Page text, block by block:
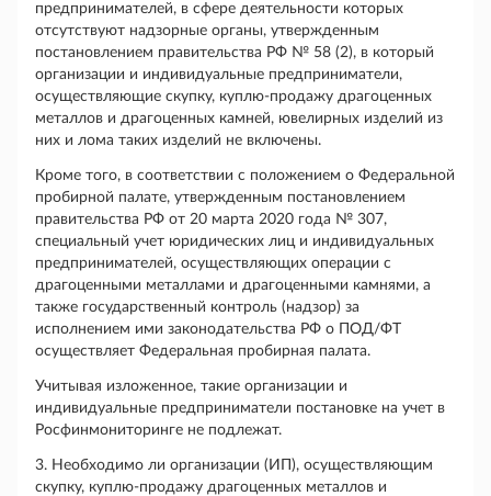
предпринимателей, в сфере деятельности которых
отсутствуют надзорные органы, утвержденным
постановлением правительства РФ № 58 (2), в который
организации и индивидуальные предприниматели,
осуществляющие скупку, куплю-продажу драгоценных
металлов и драгоценных камней, ювелирных изделий из
них и лома таких изделий не включены.
Кроме того, в соответствии с положением о Федеральной
пробирной палате, утвержденным постановлением
правительства РФ от 20 марта 2020 года № 307,
специальный учет юридических лиц и индивидуальных
предпринимателей, осуществляющих операции с
драгоценными металлами и драгоценными камнями, а
также государственный контроль (надзор) за
исполнением ими законодательства РФ о ПОД/ФТ
осуществляет Федеральная пробирная палата.
Учитывая изложенное, такие организации и
индивидуальные предприниматели постановке на учет в
Росфинмониторинге не подлежат.
3. Необходимо ли организации (ИП), осуществляющим
скупку, куплю-продажу драгоценных металлов и